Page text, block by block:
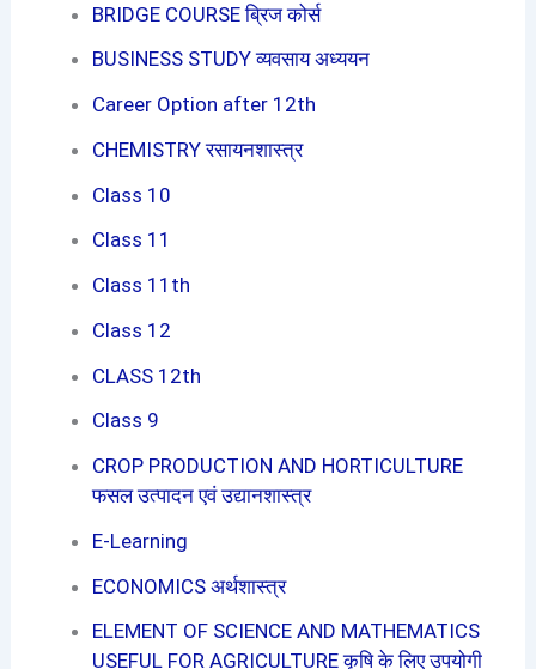
BRIDGE COURSE ब्रिज कोर्स
BUSINESS STUDY व्यवसाय अध्ययन
Career Option after 12th
CHEMISTRY रसायनशास्त्र
Class 10
Class 11
Class 11th
Class 12
CLASS 12th
Class 9
CROP PRODUCTION AND HORTICULTURE
फसल उत्पादन एवं उद्यानशास्त्र
E-Learning
ECONOMICS अर्थशास्त्र
ELEMENT OF SCIENCE AND MATHEMATICS
USEFUL FOR AGRICULTURE कृषि के लिए उपयोगी